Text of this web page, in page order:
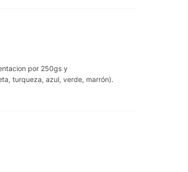
por 250gs y
turqueza, azul, verde, marrón).